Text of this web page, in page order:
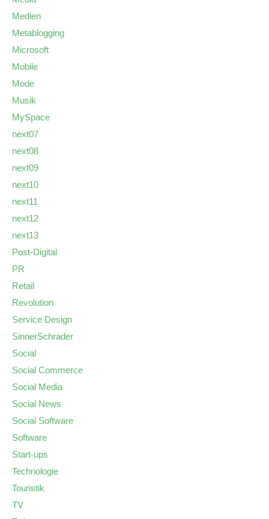
Medien
Metablogging
Microsoft
Mobile
Mode
Musik
MySpace
next07
next08
next09
next10
next11
next12
next13
Post-Digital
PR
Retail
Revolution
Service Design
SinnerSchrader
Social
Social Commerce
Social Media
Social News
Social Software
Software
Start-ups
Technologie
Touristik
TV